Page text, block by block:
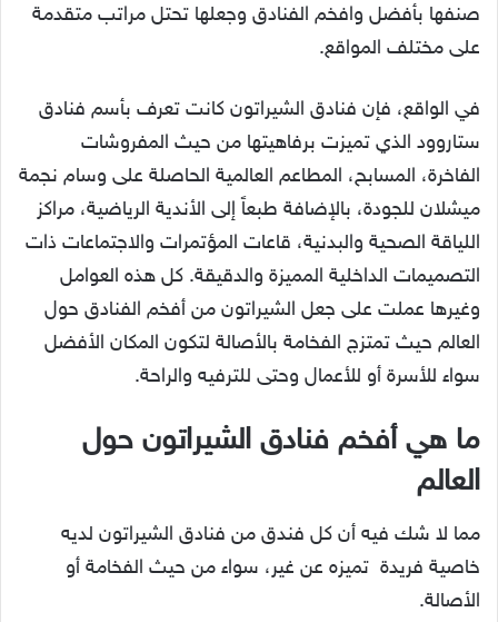
صنفها بأفضل وافخم الفنادق وجعلها تحتل مراتب متقدمة
على مختلف المواقع.
في الواقع، فإن فنادق الشيراتون كانت تعرف بأسم فنادق
ستاروود الذي تميزت برفاهيتها من حيث المفروشات
الفاخرة، المسابح، المطاعم العالمية الحاصلة على وسام نجمة
ميشلان للجودة، بالإضافة طبعاً إلى الأندية الرياضية، مراكز
اللياقة الصحية والبدنية، قاعات المؤتمرات والاجتماعات ذات
التصميمات الداخلية المميزة والدقيقة. كل هذه العوامل
وغيرها عملت على جعل الشيراتون من أفخم الفنادق حول
العالم حيث تمتزج الفخامة بالأصالة لتكون المكان الأفضل
سواء للأسرة أو للأعمال وحتى للترفيه والراحة.
ما هي أفخم فنادق الشيراتون حول
العالم
مما لا شك فيه أن كل فندق من فنادق الشيراتون لديه
خاصية فريدة تميزه عن غير، سواء من حيث الفخامة أو
الأصالة.